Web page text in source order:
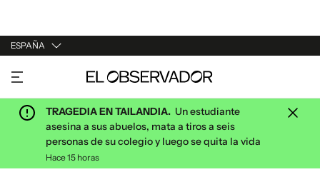
ESPAÑA
URUGUAY
ARGENTINA
ESPAÑA
ESTADOS UNIDOS
TRAGEDIA EN TAILANDIA. Un estudiante
asesina a sus abuelos, mata a tiros a seis
personas de su colegio y luego se quita la vida
Hace 15 horas